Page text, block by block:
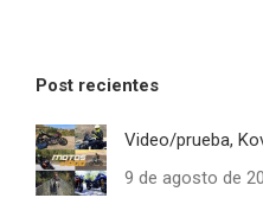
Post recientes
Video/prueba,
9 de agosto de